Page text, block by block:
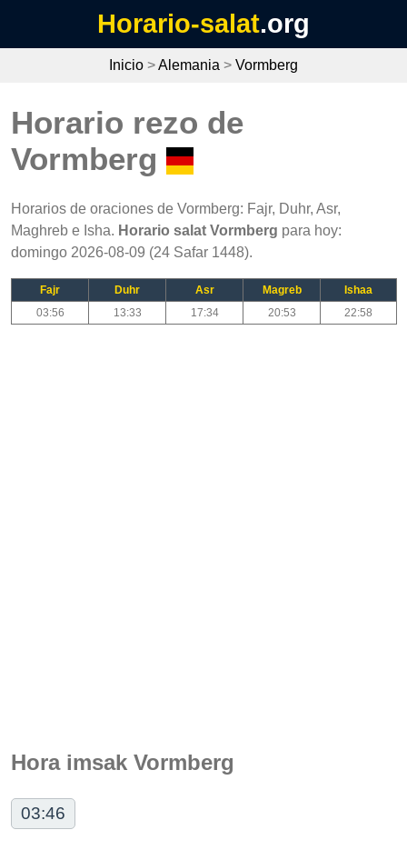
Horario-salat.org
Inicio >Alemania > Vormberg
Horario rezo de
Vormberg
Horarios de oraciones de Vormberg: Fajr, Duhr, Asr,
Maghreb e Isha. Horario salat Vormberg para hoy:
domingo 2026-08-09 (24 Safar 1448).
Fajr Duhr Asr Magreb
Ishaa
03:56
13:33 17:34 20:53 22:58
Hora imsak Vormberg
03:46